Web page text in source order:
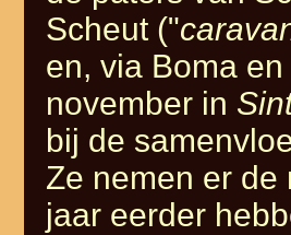
Scheut ("
en, via Boma
november in
bij de
Ze nemen er de
jaar eerder